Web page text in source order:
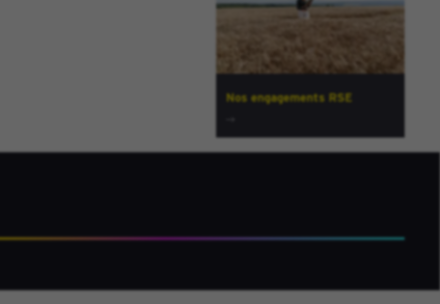
Nos engagements RSE